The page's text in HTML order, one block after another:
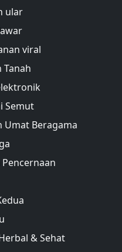
ular
viral
Tanah
Semut
Umat Beragama
& Sehat